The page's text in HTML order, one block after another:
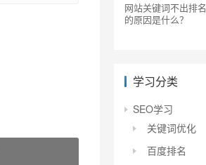
网站关键词不出排名
的原因是什么？
学习分类
SEO学习
关键词优化
百度排名